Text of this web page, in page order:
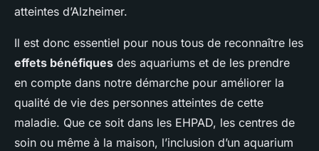
atteintes d’Alzheimer.
Il est donc essentiel pour nous tous de reconnaître les
effets bénéfiques des aquariums et de les prendre
en compte dans notre démarche pour améliorer la
qualité de vie des personnes atteintes de cette
maladie. Que ce soit dans les EHPAD, les centres de
soin ou même à la maison, l’inclusion d’un aquarium